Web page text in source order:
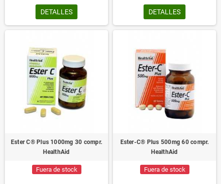
DETALLES DETALLES
Ester C® Plus 1000mg 30 compr.
HealthAid
Fuera de stock
Ester-C® Plus 500mg 60 compr.
HealthAid
Fuera de stock